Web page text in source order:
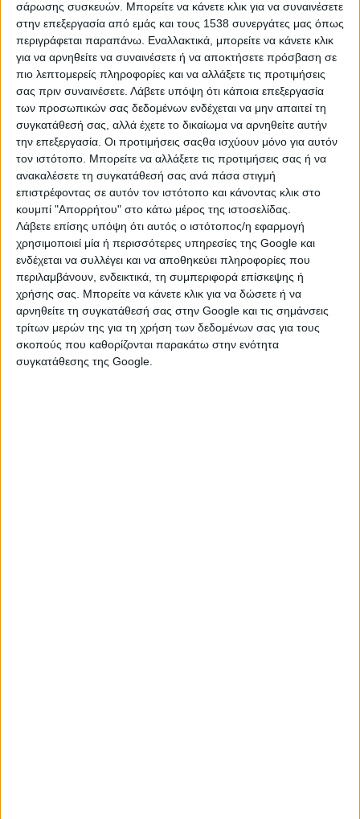
σάρωσης συσκευών. Μπορείτε να κάνετε κλικ για να συναινέσετε
στην επεξεργασία από εμάς και τους 1538 συνεργάτες μας όπως
περιγράφεται παραπάνω. Εναλλακτικά, μπορείτε να κάνετε κλικ
για να αρνηθείτε να συναινέσετε ή να αποκτήσετε πρόσβαση σε
πιο λεπτομερείς πληροφορίες και να αλλάξετε τις προτιμήσεις
σας πριν συναινέσετε. Λάβετε υπόψη ότι κάποια επεξεργασία
των προσωπικών σας δεδομένων ενδέχεται να μην απαιτεί τη
συγκατάθεσή σας, αλλά έχετε το δικαίωμα να αρνηθείτε αυτήν
την επεξεργασία. Οι προτιμήσεις σαςθα ισχύουν μόνο για αυτόν
τον ιστότοπο. Μπορείτε να αλλάξετε τις προτιμήσεις σας ή να
ανακαλέσετε τη συγκατάθεσή σας ανά πάσα στιγμή
επιστρέφοντας σε αυτόν τον ιστότοπο και κάνοντας κλικ στο
κουμπί "Απορρήτου" στο κάτω μέρος της ιστοσελίδας.
Λάβετε επίσης υπόψη ότι αυτός ο ιστότοπος/η εφαρμογή
χρησιμοποιεί μία ή περισσότερες υπηρεσίες της Google και
ενδέχεται να συλλέγει και να αποθηκεύει πληροφορίες που
περιλαμβάνουν, ενδεικτικά, τη συμπεριφορά επίσκεψης ή
χρήσης σας. Μπορείτε να κάνετε κλικ για να δώσετε ή να
αρνηθείτε τη συγκατάθεσή σας στην Google και τις σημάνσεις
τρίτων μερών της για τη χρήση των δεδομένων σας για τους
σκοπούς που καθορίζονται παρακάτω στην ενότητα
συγκατάθεσης της Google.